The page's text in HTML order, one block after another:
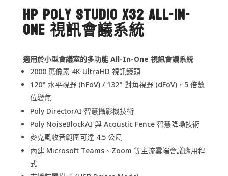
HP Poly Studio X32 All-In-
One 視訊會議系統
適用於小型會議室的多功能 All-In-One 視訊會議系統
2000 萬像素 4K UltraHD 視訊鏡頭
120° 水平視野 (hFoV) / 132° 對角視野 (dFoV)，5 倍數
位變焦
Poly DirectorAI 智慧攝影機技術
Poly NoiseBlockAI 與 Acoustic Fence 智慧降噪技術
麥克風收音範圍可達 4.5 公尺
內建 Microsoft Teams、Zoom 等主流雲端會議應用程
式